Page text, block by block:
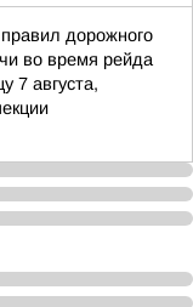
дорожного
во время рейда
7 августа,